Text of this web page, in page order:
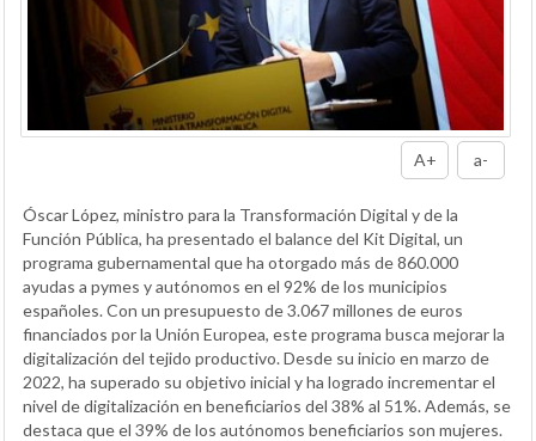
A+ a-
Óscar López, ministro para la Transformación Digital y de la
Función Pública, ha presentado el balance del Kit Digital, un
programa gubernamental que ha otorgado más de 860.000
ayudas a pymes y autónomos en el 92% de los municipios
españoles. Con un presupuesto de 3.067 millones de euros
financiados por la Unión Europea, este programa busca mejorar la
digitalización del tejido productivo. Desde su inicio en marzo de
2022, ha superado su objetivo inicial y ha logrado incrementar el
nivel de digitalización en beneficiarios del 38% al 51%. Además, se
destaca que el 39% de los autónomos beneficiarios son mujeres.